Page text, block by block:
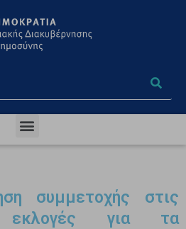
συμμετοχής στις
εκλογές για τα